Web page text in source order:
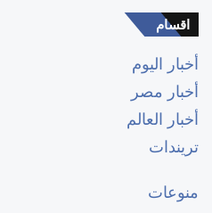
اقسام
أخبار اليوم
أخبار مصر
أخبار العالم
تريندات
منوعات